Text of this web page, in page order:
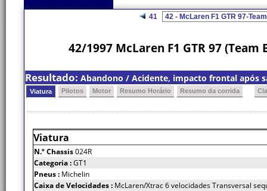
41
42/1997 McLaren F1 GTR 97
Resultado: Abandono / Acidente, impacto frontal após
Viatura Pilotos Motor Resumo Horário Resumo da corrida
Viatura
N.º Chassis024R
Categoria :GT1
Pneus : Michelin
Caixa de Velocidades : McLaren/Xtrac 6 velocidades Transversal